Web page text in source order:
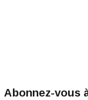
Abonnez-vous